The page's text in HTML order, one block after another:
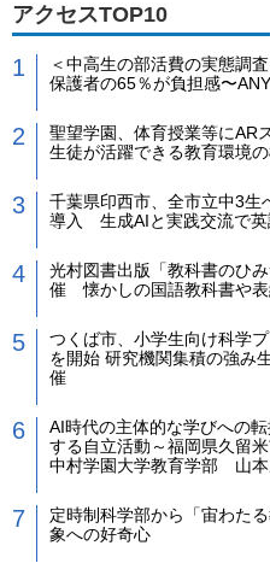
アクセスTOP10
＜中高生の部活費の実態調
保護者の65％が負担感〜
聖望学園、体育授業等にAR
生徒が活躍できる教育環境
千葉県印西市、全市立中3生
導入 生成AIと実践交流で英
光村図書出版「教科書のひ
催 懐かしの国語教科書や
つくば市、小学生向け科学
を開始 研究機関集積の強み
催
AI時代の主体的な学びへの
する自立活動～福岡県久留
中村学園大学教育学部 山
定時制科学部から「宙わた
象への好奇心